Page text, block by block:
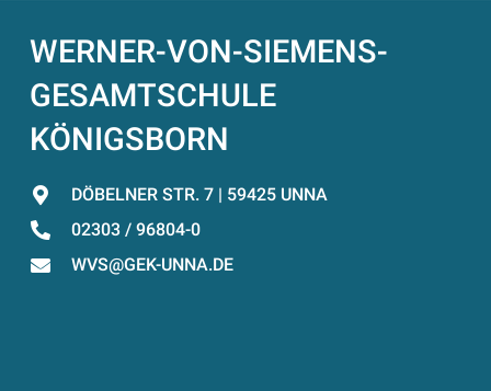
WERNER-VON-SIEMENS-
GESAMTSCHULE
KÖNIGSBORN
DÖBELNER STR. 7 | 59425 UNNA
02303 / 96804-0
WVS@GEK-UNNA.DE